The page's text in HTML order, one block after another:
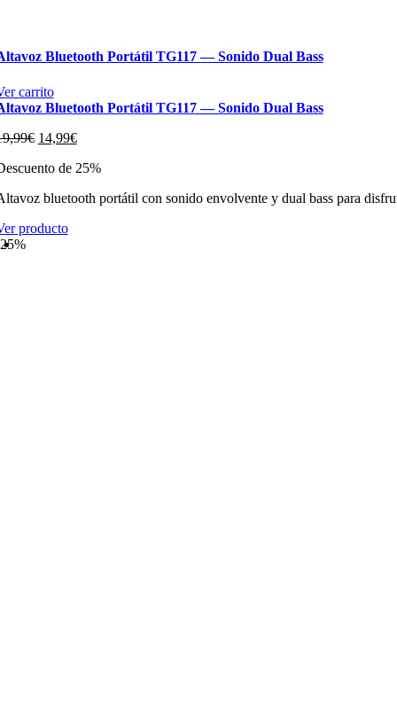
Bluetooth Portátil TG117 — Sonido Dual Bass
carrito
Bluetooth Portátil TG117 — Sonido Dual Bass
€ El
original
19,99€.
14,99€El
actual
14,99€.
de 25%
bluetooth portátil con sonido envolvente y dual bass para
producto